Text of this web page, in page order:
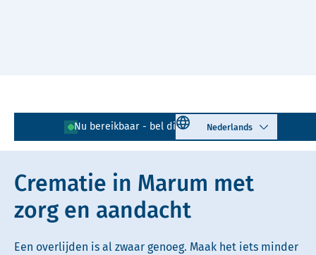
Nu bereikbaar - bel direct! 0594 - 726 040
Select language
Lees voor Uitleg woorden
Simpele tekst
Crematie in Marum met
zorg en aandacht
Een overlijden is al zwaar genoeg. Maak het iets minder